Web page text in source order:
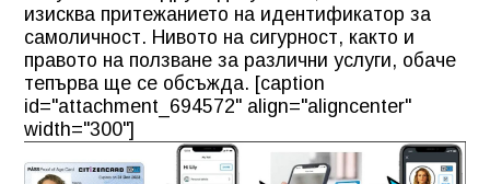
изисква притежанието на идентификатор за
самоличност. Нивото на сигурност, както и
правото на ползване за различни услуги, обаче
тепърва ще се обсъжда. [caption
id="attachment_694572" align="aligncenter"
width="300"]